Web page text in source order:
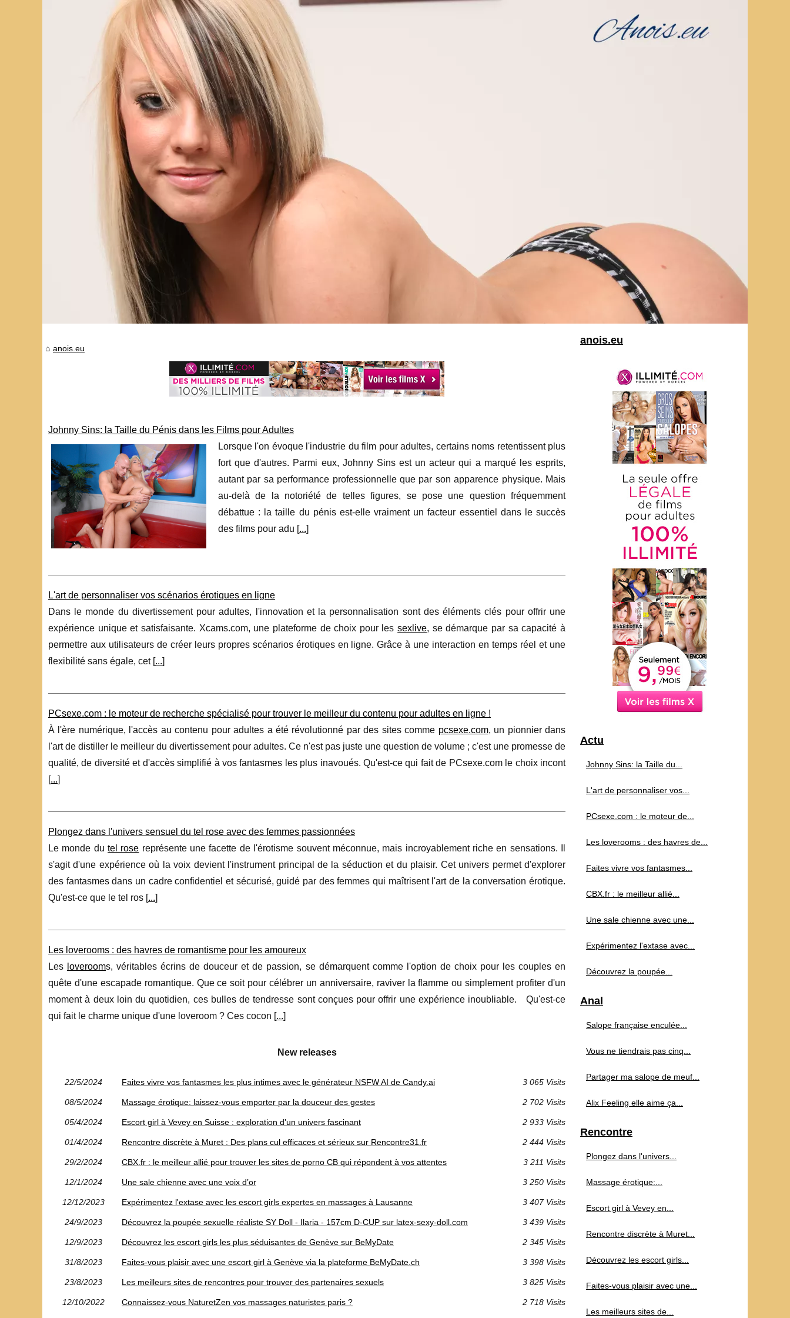
anois.eu
Johnny Sins: la Taille du Pénis dans les Films pour Adultes
Lorsque l'on évoque l'industrie du film pour adultes, certains noms retentissent plus
fort que d'autres. Parmi eux, Johnny Sins est un acteur qui a marqué les esprits,
autant par sa performance professionnelle que par son apparence physique. Mais
au-delà de la notoriété de telles figures, se pose une question fréquemment
débattue : la taille du pénis est-elle vraiment un facteur essentiel dans le succès
des films pour adu [...]
L'art de personnaliser vos scénarios érotiques en ligne
Dans le monde du divertissement pour adultes, l'innovation et la personnalisation sont des éléments clés pour offrir une
expérience unique et satisfaisante. Xcams.com, une plateforme de choix pour lessexlive, se démarque par sa capacité à
permettre aux utilisateurs de créer leurs propres scénarios érotiques en ligne. Grâce à une interaction en temps réel et une
flexibilité sans égale, cet [...]
PCsexe.com : le moteur de recherche spécialisé pour trouver le meilleur du contenu pour adultes en ligne !
À l'ère numérique, l'accès au contenu pour adultes a été révolutionné par des sites comme pcsexe.com, un pionnier dans
l'art de distiller le meilleur du divertissement pour adultes. Ce n'est pas juste une question de volume ; c'est une promesse de
qualité, de diversité et d'accès simplifié à vos fantasmes les plus inavoués. Qu'est-ce qui fait de PCsexe.com le choix incont
[...]
Plongez dans l'univers sensuel du tel rose avec des femmes passionnées
Le monde dutel rose représente une facette de l'érotisme souvent méconnue, mais incroyablement riche en sensations. Il
s'agit d'une expérience où la voix devient l'instrument principal de la séduction et du plaisir. Cet univers permet d'explorer
des fantasmes dans un cadre confidentiel et sécurisé, guidé par des femmes qui maîtrisent l'art de la conversation érotique.
Qu'est-ce que le tel ros [...]
Les loverooms : des havres de romantisme pour les amoureux
Les loverooms, véritables écrins de douceur et de passion, se démarquent comme l'option de choix pour les couples en
quête d'une escapade romantique. Que ce soit pour célébrer un anniversaire, raviver la flamme ou simplement profiter d'un
moment à deux loin du quotidien, ces bulles de tendresse sont conçues pour offrir une expérience inoubliable. Qu'est-ce
qui fait le charme unique d'une loveroom ? Ces cocon [...]
New releases
22/5/2024 Faites vivre vos fantasmes les plus intimes avec le générateur NSFW AI de Candy.ai 3 065 Visits
08/5/2024 Massage érotique: laissez-vous emporter par la douceur des gestes 2 702 Visits
05/4/2024 Escort girl à Vevey en Suisse : exploration d'un univers fascinant 2 933 Visits
01/4/2024 Rencontre discrète à Muret : Des plans cul efficaces et sérieux sur Rencontre31.fr 2 444 Visits
29/2/2024 CBX.fr : le meilleur allié pour trouver les sites de porno CB qui répondent à vos attentes 3 211 Visits
12/1/2024 Une sale chienne avec une voix d’or 3 250 Visits
12/12/2023 Expérimentez l'extase avec les escort girls expertes en massages à Lausanne 3 407 Visits
24/9/2023 Découvrez la poupée sexuelle réaliste SY Doll - Ilaria - 157cm D-CUP sur latex-sexy-doll.com 3 439 Visits
12/9/2023 Découvrez les escort girls les plus séduisantes de Genève sur BeMyDate 2 345 Visits
31/8/2023 Faites-vous plaisir avec une escort girl à Genève via la plateforme BeMyDate.ch 3 398 Visits
23/8/2023 Les meilleurs sites de rencontres pour trouver des partenaires sexuels 3 825 Visits
12/10/2022 Connaissez-vous NaturetZen vos massages naturistes paris ? 2 718 Visits
anois.eu
Actu
Johnny Sins: la Taille du...
L'art de personnaliser vos...
PCsexe.com : le moteur de...
Les loverooms : des havres de...
Faites vivre vos fantasmes...
CBX.fr : le meilleur allié...
Une sale chienne avec une...
Expérimentez l'extase avec...
Découvrez la poupée...
Anal
Salope française enculée...
Vous ne tiendrais pas cinq...
Partager ma salope de meuf...
Alix Feeling elle aime ça...
Rencontre
Plongez dans l'univers...
Massage érotique:...
Escort girl à Vevey en...
Rencontre discrète à Muret...
Découvrez les escort girls...
Faites-vous plaisir avec une...
Les meilleurs sites de...